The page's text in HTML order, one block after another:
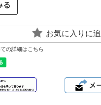
お気に入りに
の詳細はこちら